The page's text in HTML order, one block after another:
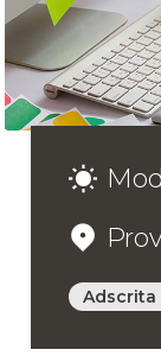
Adscrita